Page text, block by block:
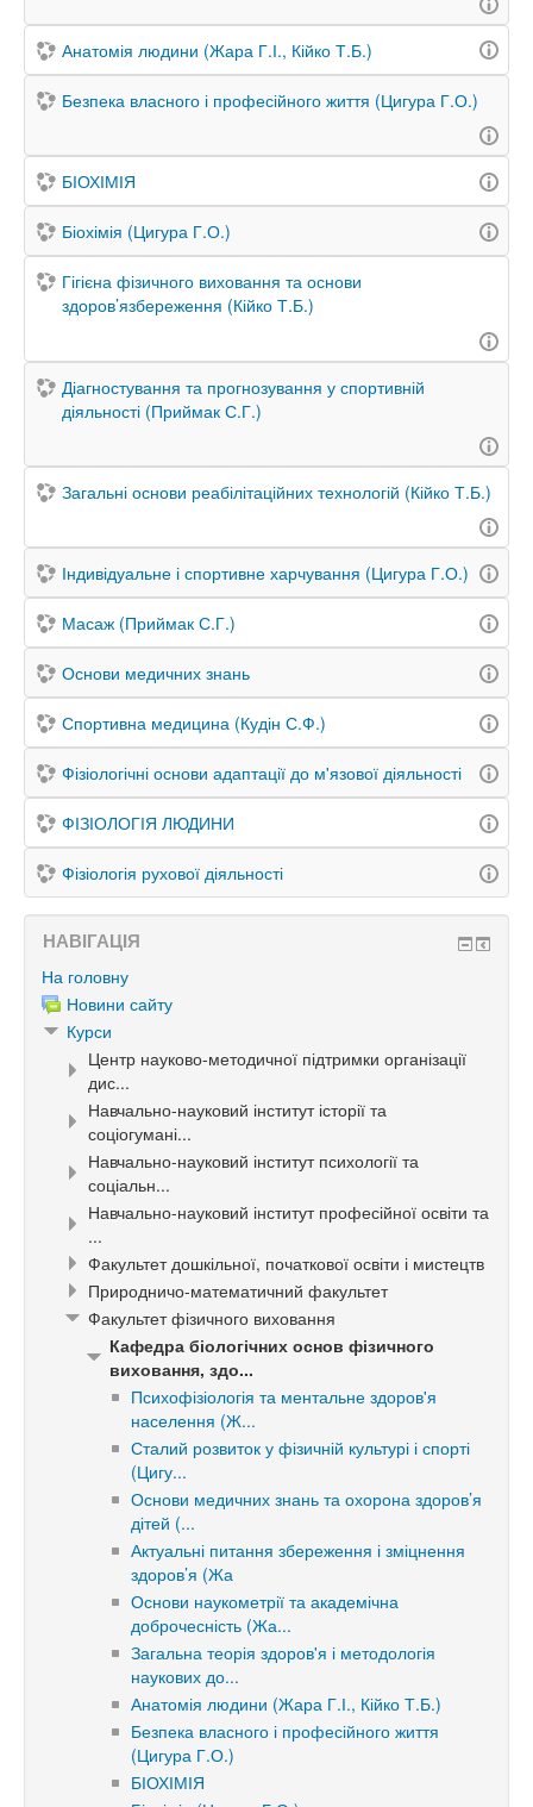
Анатомія людини (Жара Г.І., Кійко Т.Б.)
Безпека власного і професійного життя (Цигура Г.О.)
БІОХІМІЯ
Біохімія (Цигура Г.О.)
Гігієна фізичного виховання та основи
здоров’язбереження (Кійко Т.Б.)
Діагностування та прогнозування у спортивній
діяльності (Приймак С.Г.)
Загальні основи реабілітаційних технологій (Кійко Т.Б.)
Індивідуальне і спортивне харчування (Цигура Г.О.)
Масаж (Приймак С.Г.)
Основи медичних знань
Спортивна медицина (Кудін С.Ф.)
Фізіологічні основи адаптації до м'язової діяльності
ФІЗІОЛОГІЯ ЛЮДИНИ
Фізіологія рухової діяльності
НАВІГАЦІЯ
На головну
Новини сайту
Курси
Центр науково-методичної підтримки організації
дис...
Навчально-науковий інститут історії та
соціогумані...
Навчально-науковий інститут психології та
соціальн...
Навчально-науковий інститут професійної освіти та
...
Факультет дошкільної, початкової освіти і мистецтв
Природничо-математичний факультет
Факультет фізичного виховання
Кафедра біологічних основ фізичного
виховання, здо...
Психофізіологія та ментальне здоров'я
населення (Ж...
Сталий розвиток у фізичній культурі і спорті
(Цигу...
Основи медичних знань та охорона здоров’я
дітей (...
Актуальні питання збереження і зміцнення
здоров’я (Жа
Основи наукометрії та академічна
доброчесність (Жа...
Загальна теорія здоров'я і методологія
наукових до...
Анатомія людини (Жара Г.І., Кійко Т.Б.)
Безпека власного і професійного життя
(Цигура Г.О.)
БІОХІМІЯ